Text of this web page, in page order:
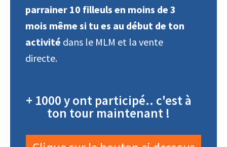
parrainer 10 filleuls en moins de 3
mois même si tu es au début de ton
activité dans le MLM et la vente
directe.
+ 1000 y ont participé.. c'est à
ton tour maintenant !